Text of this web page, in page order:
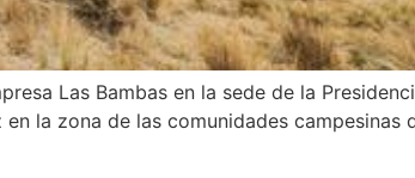
Las Bambas en la sede de la
la zona de las comunidades campesinas